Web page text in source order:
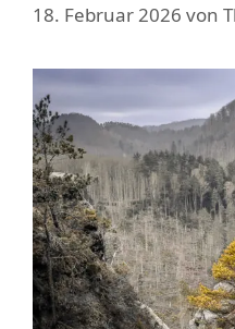
18. Februar 2026 von